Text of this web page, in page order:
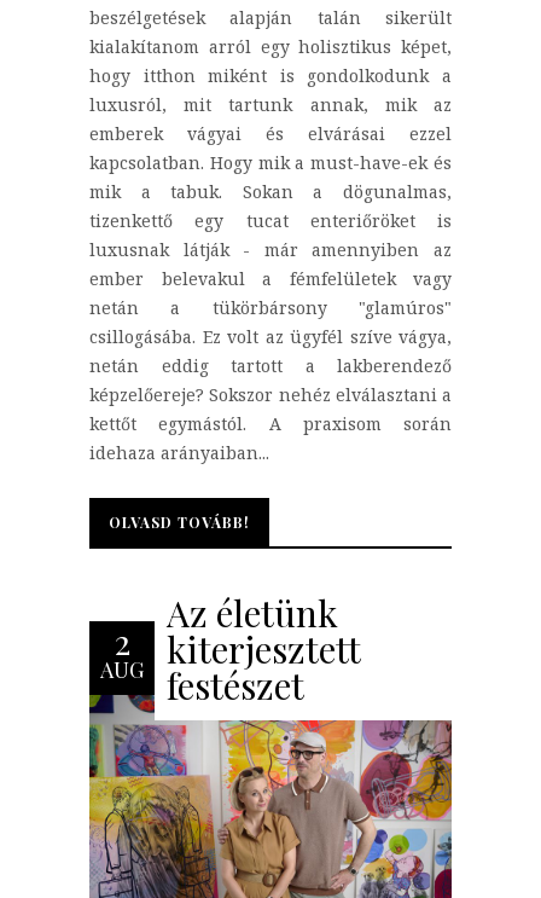
beszélgetések alapján talán sikerült
kialakítanom arról egy holisztikus képet,
hogy itthon miként is gondolkodunk a
luxusról, mit tartunk annak, mik az
emberek vágyai és elvárásai ezzel
kapcsolatban. Hogy mik a must-have-ek és
mik a tabuk. Sokan a dögunalmas,
tizenkettő egy tucat enteriőröket is
luxusnak látják - már amennyiben az
ember belevakul a fémfelületek vagy
netán a tükörbársony "glamúros"
csillogásába. Ez volt az ügyfél szíve vágya,
netán eddig tartott a lakberendező
képzelőereje? Sokszor nehéz elválasztani a
kettőt egymástól. A praxisom során
idehaza arányaiban...
OLVASD TOVÁBB!
OLVASD TOVÁBB!
2
AUG
Az életünk
kiterjesztett
festészet